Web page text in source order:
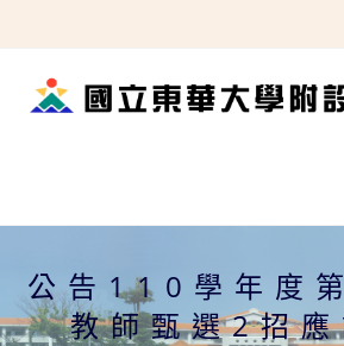
轉
公告110學年度
教師甄選2招